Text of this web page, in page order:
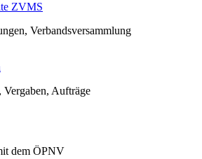
ZVMS
Verbandsversammlung
Vergaben, Aufträge
dem ÖPNV